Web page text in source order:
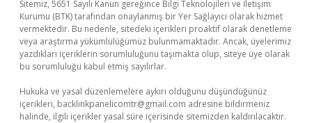
Sitemiz, 5651 Sayılı Kanun gereğince Bilgi Teknolojileri ve İletişim
Kurumu (BTK) tarafından onaylanmış bir Yer Sağlayıcı olarak hizmet
vermektedir. Bu nedenle, sitedeki içerikleri proaktif olarak denetleme
veya araştırma yükümlülüğümüz bulunmamaktadır. Ancak, üyelerimiz
yazdıkları içeriklerin sorumluluğunu taşımakta olup, siteye üye olarak
bu sorumluluğu kabul etmiş sayılırlar.
Hukuka ve yasal düzenlemelere aykırı olduğunu düşündüğünüz
içerikleri, backlinkpanelicomtr@gmail.com adresine bildirmeniz
halinde, ilgili içerikler yasal süre içerisinde sitemizden kaldırılacaktır.